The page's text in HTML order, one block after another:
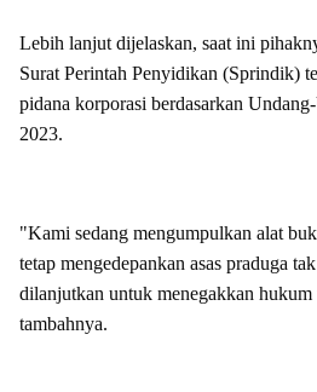
Lebih lanjut dijelaskan, saat ini
Surat Perintah Penyidikan (Sprindik)
pidana korporasi berdasarkan
2023.
"Kami sedang mengumpulkan alat
tetap mengedepankan asas praduga
dilanjutkan untuk menegakkan
tambahnya.